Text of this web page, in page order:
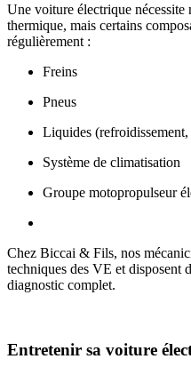
Une voiture électrique nécessite
thermique, mais certains
régulièrement :
Freins
Pneus
Liquides
Système de climatisation
Groupe motopropulseur
Chez Biccai & Fils, nos
techniques des VE et disposent
diagnostic complet.
Entretenir sa voiture